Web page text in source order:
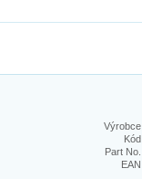
Výrobce
Kód
Part No.
EAN